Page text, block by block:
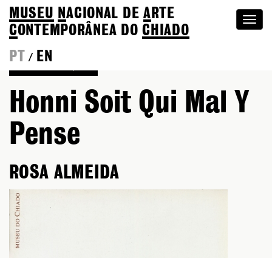
MUSEU NACIONAL DEA RTE
CONTEMPORÂNEA DOCHIADO
PT
/ EN
Honni Soit Qui Mal Y
Pense
ROSA ALMEIDA